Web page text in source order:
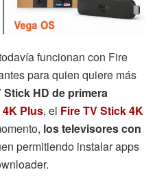
funcionan con Fire
para quien quiere más
Stick HD de primera
4K Plus, el Fire TV Stick 4K
los televisores con
permitiendo instalar apps